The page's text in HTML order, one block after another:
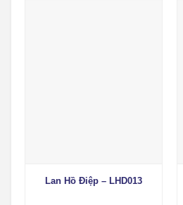
Lan Hồ Điệp – LHD013